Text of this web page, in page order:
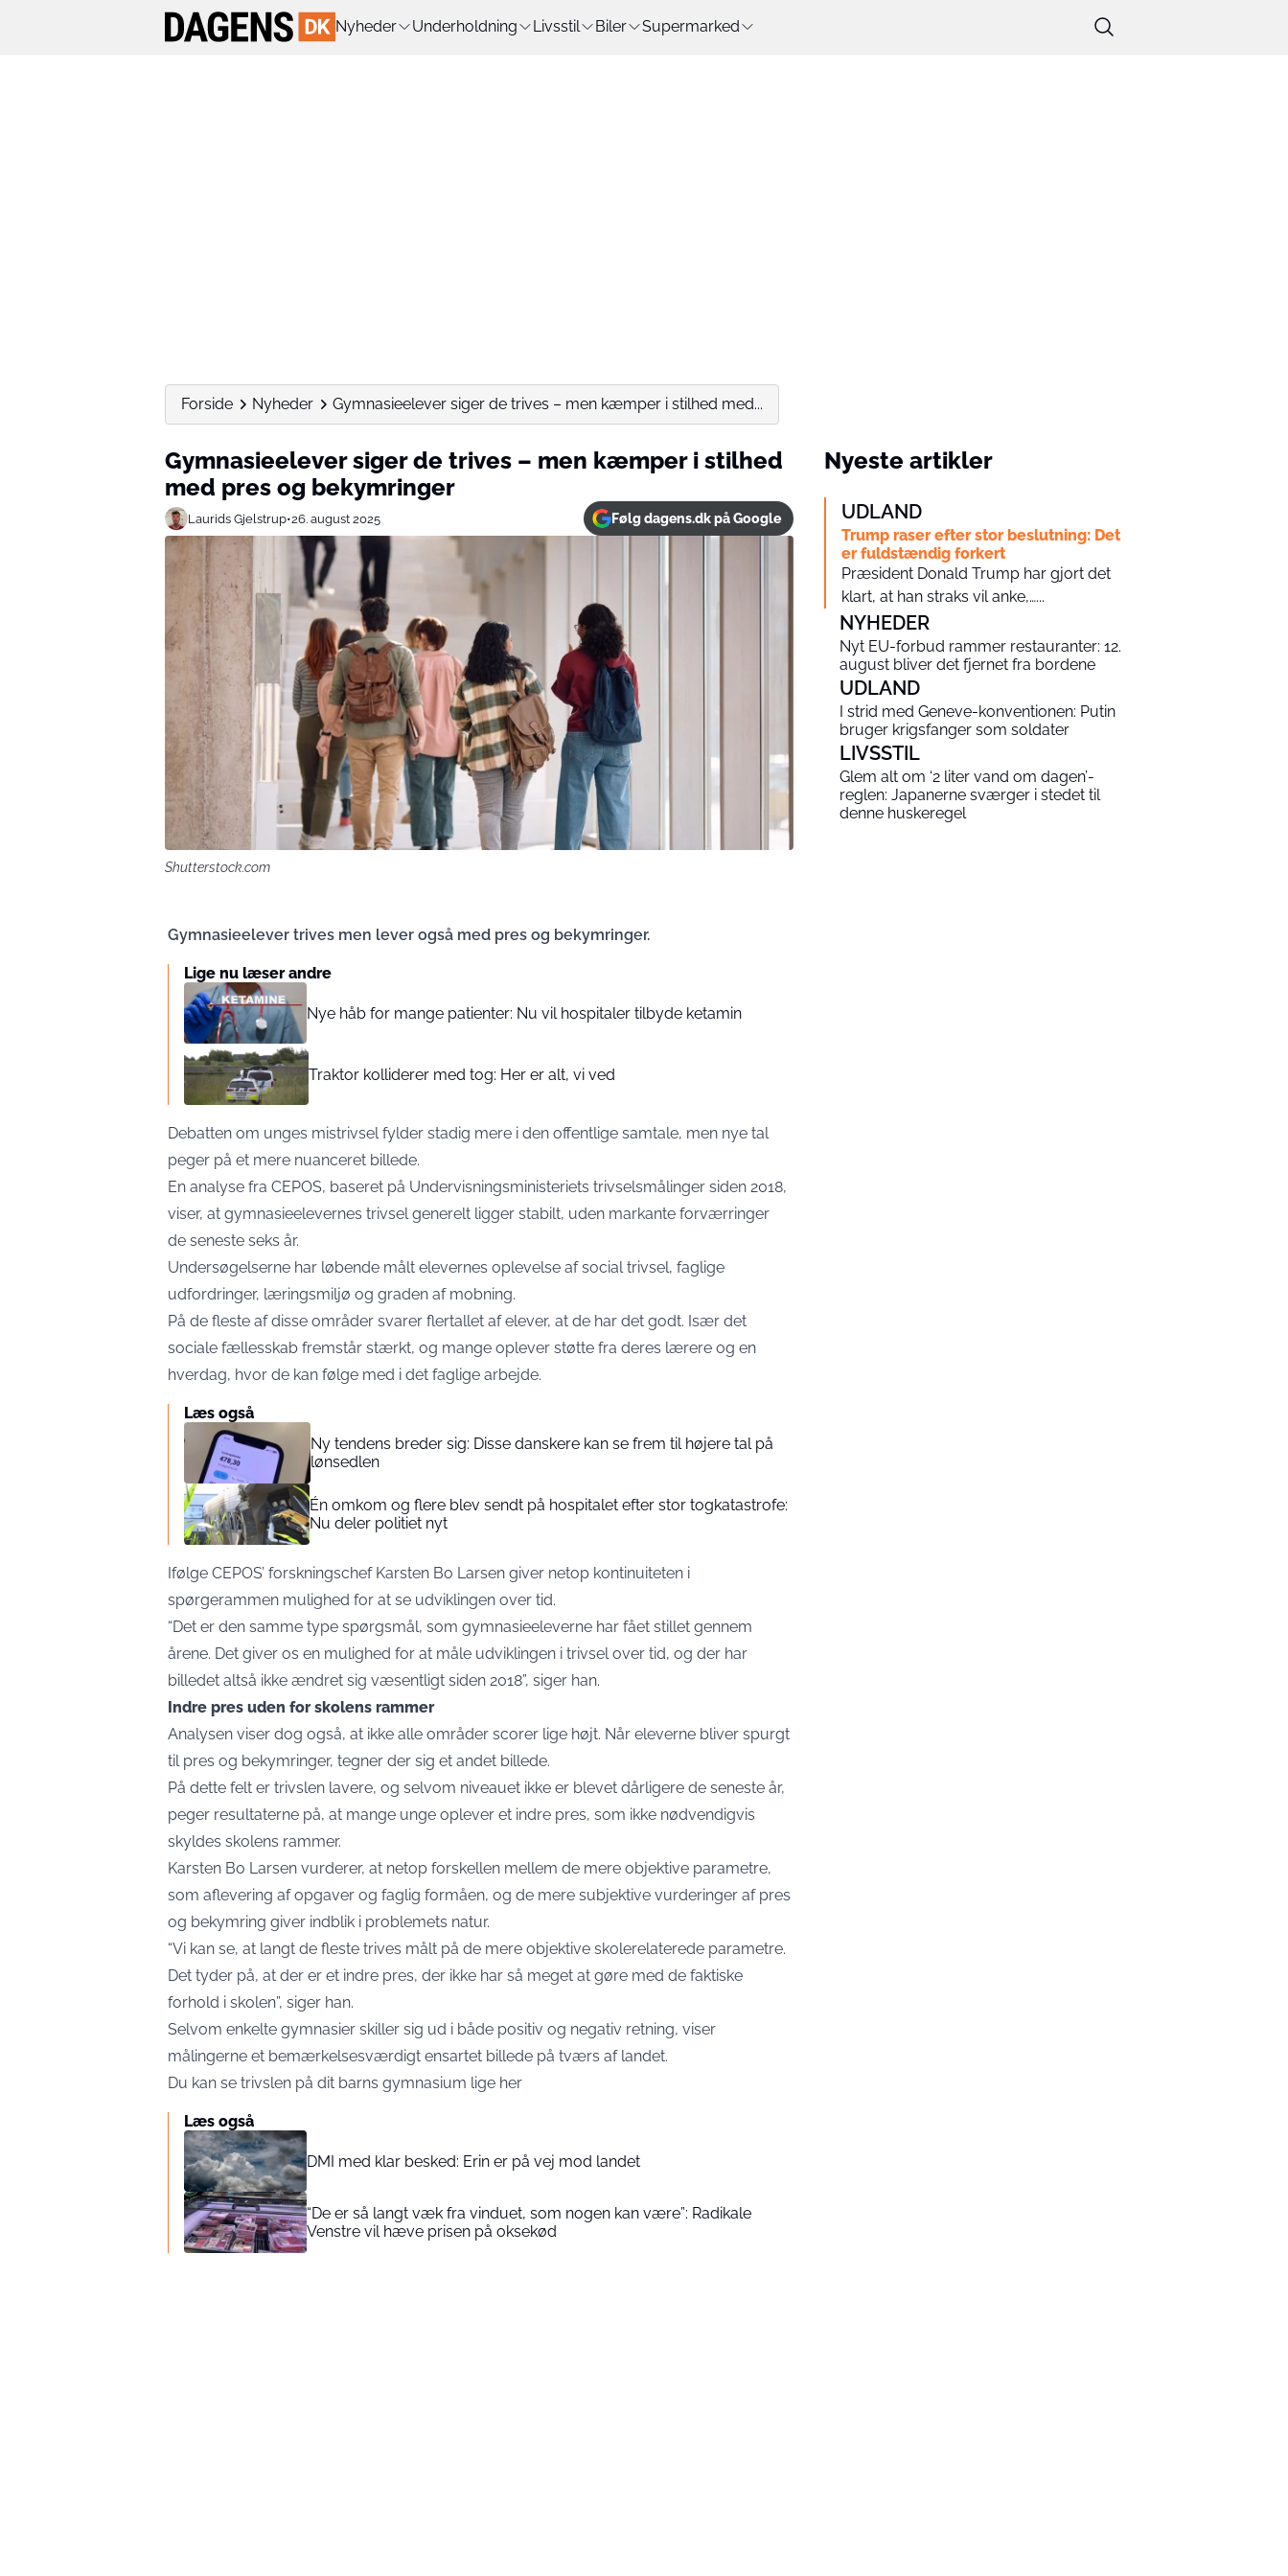
Nyheder Underholdning Livsstil Biler Supermarked
Forside Nyheder Gymnasieelever siger de trives – men kæmper i stilhed med...
Gymnasieelever siger de trives – men kæmper i stilhed
med pres og bekymringer
Laurids Gjelstrup•26. august 2025 Følg dagens.dk på Google
Shutterstock.com
Gymnasieelever trives men lever også med pres og bekymringer.
Lige nu læser andre
Nye håb for mange patienter: Nu vil hospitaler tilbyde ketamin
Traktor kolliderer med tog: Her er alt, vi ved
Debatten om unges mistrivsel fylder stadig mere i den offentlige samtale, men nye tal
peger på et mere nuanceret billede.
En analyse fra CEPOS, baseret på Undervisningsministeriets trivselsmålinger siden 2018,
viser, at gymnasieelevernes trivsel generelt ligger stabilt, uden markante forværringer
de seneste seks år.
Undersøgelserne har løbende målt elevernes oplevelse af social trivsel, faglige
udfordringer, læringsmiljø og graden af mobning.
På de fleste af disse områder svarer flertallet af elever, at de har det godt. Især det
sociale fællesskab fremstår stærkt, og mange oplever støtte fra deres lærere og en
hverdag, hvor de kan følge med i det faglige arbejde.
Læs også
Ny tendens breder sig: Disse danskere kan se frem til højere tal på
lønsedlen
Én omkom og flere blev sendt på hospitalet efter stor togkatastrofe:
Nu deler politiet nyt
Ifølge CEPOS’ forskningschef Karsten Bo Larsen giver netop kontinuiteten i
spørgerammen mulighed for at se udviklingen over tid.
“Det er den samme type spørgsmål, som gymnasieeleverne har fået stillet gennem
årene. Det giver os en mulighed for at måle udviklingen i trivsel over tid, og der har
billedet altså ikke ændret sig væsentligt siden 2018”, siger han.
Indre pres uden for skolens rammer
Analysen viser dog også, at ikke alle områder scorer lige højt. Når eleverne bliver spurgt
til pres og bekymringer, tegner der sig et andet billede.
På dette felt er trivslen lavere, og selvom niveauet ikke er blevet dårligere de seneste år,
peger resultaterne på, at mange unge oplever et indre pres, som ikke nødvendigvis
skyldes skolens rammer.
Karsten Bo Larsen vurderer, at netop forskellen mellem de mere objektive parametre,
som aflevering af opgaver og faglig formåen, og de mere subjektive vurderinger af pres
og bekymring giver indblik i problemets natur.
“Vi kan se, at langt de fleste trives målt på de mere objektive skolerelaterede parametre.
Det tyder på, at der er et indre pres, der ikke har så meget at gøre med de faktiske
forhold i skolen”, siger han.
Selvom enkelte gymnasier skiller sig ud i både positiv og negativ retning, viser
målingerne et bemærkelsesværdigt ensartet billede på tværs af landet.
Du kan se trivslen på dit barns gymnasium lige her
Læs også
DMI med klar besked: Erin er på vej mod landet
“De er så langt væk fra vinduet, som nogen kan være”: Radikale
Venstre vil hæve prisen på oksekød
Nyeste artikler
UDLAND
Trump raser efter stor beslutning: Det
er fuldstændig forkert
Præsident Donald Trump har gjort det
klart, at han straks vil anke,…...
NYHEDER
Nyt EU-forbud rammer restauranter: 12.
august bliver det fjernet fra bordene
UDLAND
I strid med Geneve-konventionen: Putin
bruger krigsfanger som soldater
LIVSSTIL
Glem alt om ‘2 liter vand om dagen’-
reglen: Japanerne sværger i stedet til
denne huskeregel